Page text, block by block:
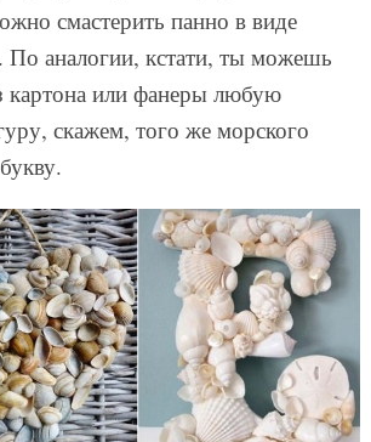
смастерить панно в виде
По аналогии, кстати, ты можешь
картона или фанеры любую
скажем, того же морского